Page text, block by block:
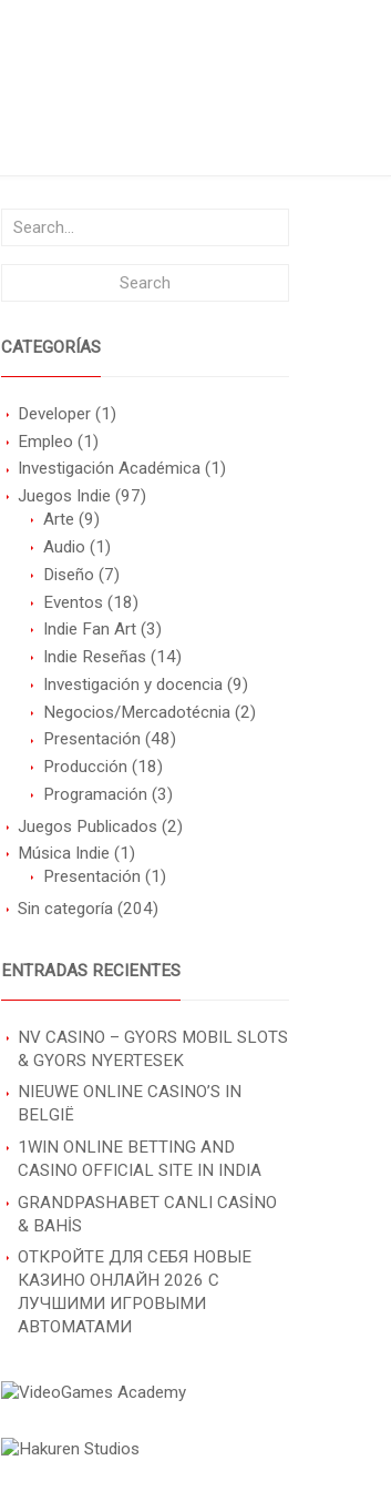
CATEGORÍAS
Developer (1)
Empleo (1)
Investigación Académica (1)
Juegos Indie (97)
Arte (9)
Audio (1)
Diseño (7)
Eventos (18)
Indie Fan Art(3)
Indie Reseñas (14)
Investigación y docencia(9)
Negocios/Mercadotécnia(2)
Presentación (48)
Producción (18)
Programación (3)
Juegos Publicados (2)
Música Indie (1)
Presentación (1)
Sin categoría (204)
ENTRADAS RECIENTES
NV CASINO – GYORS MOBIL SLOTS
& GYORS NYERTESEK
NIEUWE ONLINE CASINO’S IN
BELGIË
1WIN ONLINE BETTING AND
CASINO OFFICIAL SITE IN INDIA
GRANDPASHABET CANLI CASİNO
& BAHİS
ОТКРОЙТЕ ДЛЯ СЕБЯ НОВЫЕ
КАЗИНО ОНЛАЙН 2026 С
ЛУЧШИМИ ИГРОВЫМИ
АВТОМАТАМИ